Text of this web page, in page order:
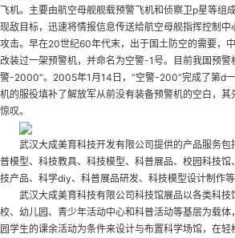
飞机。主要由航空母舰舰载预警飞机和侦察卫p星等组
现敌目标，迅速将情报信息传送给航空母舰指挥控制
攻击。早在20世纪60年代末，出于国土防空的需要，
改装过一架预警机，并命名为空警-1号。目前我国预警
警-2000”。2005年1月14日，“空警-200”完成了第d
机的服役填补了解放军从前没有装备预警机的空白，
惊叹。
武汉大成美育科技开发有限公司提供的产品服务
普模型、科技教具、科技模型、科普展品、校园科技
技产品、科学diy、科普展品研发、科技模型设计制作等
武汉大成美育科技有限公司科技馆展品以各类科
校、幼儿园、青少年活动中心和科普活动等基层为载
园学生的课余活动为条件来设计与布置科学场馆，在